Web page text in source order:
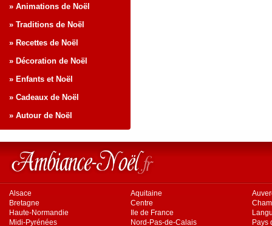
» Animations de Noël
» Traditions de Noël
» Recettes de Noël
» Décoration de Noël
» Enfants et Noël
» Cadeaux de Noël
» Autour de Noël
Alsace Aquitaine
Bretagne
Centre
Haute-Normandie
Ile de France
Midi-Pyrénées
Nord-Pas-de-Calais
Pays